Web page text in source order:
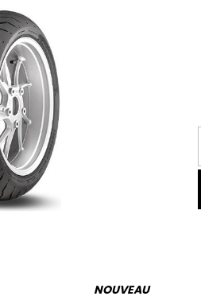
NOUVEAU